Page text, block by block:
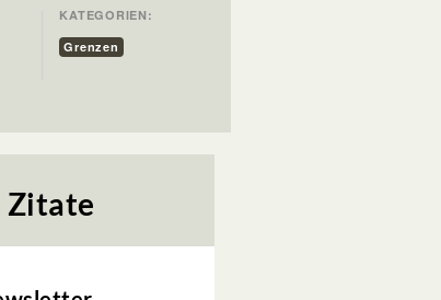
KATEGORIEN:
Grenzen